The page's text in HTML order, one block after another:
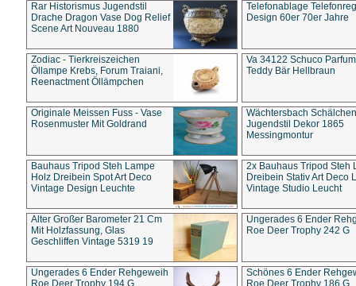
Rar Historismus Jugendstil
Drache Dragon Vase Dog Relief
Scene Art Nouveau 1880
Telefonablage
Design 60er 70er Jahre
Zodiac - Tierkreiszeichen
Öllampe Krebs, Forum Traiani,
Reenactment Öllämpchen
Va 34122 Schuco
Teddy Bär Hellbraun
Originale Meissen Fuss - Vase
Rosenmuster Mit Goldrand
Wächtersbach Schälchen
Jugendstil Dekor 1865
Messingmontur
Bauhaus Tripod Steh Lampe
Holz Dreibein Spot Art Deco
Vintage Design Leuchte
2x Bauhaus Tripod Steh
Dreibein Stativ Art Deco
Vintage Studio Leucht
Alter Großer Barometer 21 Cm
Mit Holzfassung, Glas
Geschliffen Vintage 5319 19
Ungerades 6 Ender
Roe Deer Trophy 242 G
Ungerades 6 Ender Rehgeweih
Roe Deer Trophy 194 G
Schönes 6 Ender
Roe Deer Trophy 186 G